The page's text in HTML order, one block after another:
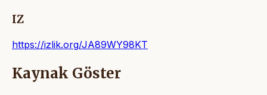
IZ
https://izlik.org/JA89WY98KT
Kaynak Göster